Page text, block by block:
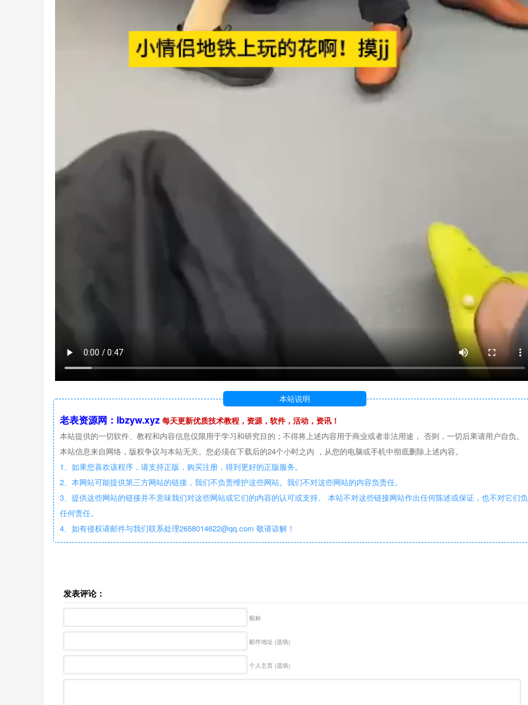
本站说明
老表资源网：lbzyw.xyz 每天更新优质技术教程，资源，软件，活动，资讯！
本站提供的一切软件、教程和内容信息仅限用于学习和研究目的；不得将上述内容用于商业或者非法用途， 否则，一切后果请用户自负。
本站信息来自网络，版权争议与本站无关。您必须在下载后的24个小时之内 ，从您的电脑或手机中彻底删除上述内容。
1、如果您喜欢该程序，请支持正版，购买注册，得到更好的正版服务。
2、本网站可能提供第三方网站的链接，我们不负责维护这些网站。我们不对这些网站的内容负责任。
3、提供这些网站的链接并不意味我们对这些网站或它们的内容的认可或支持。 本站不对这些链接网站作出任何陈述或保证，也不对它们负
任何责任。
4、如有侵权请邮件与我们联系处理2658014622@qq.com 敬请谅解！
发表评论：
昵称
邮件地址 (选填)
个人主页 (选填)